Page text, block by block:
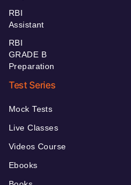
RBI
Assistant
RBI
GRADE B
Preparation
Test Series
Mock Tests
Live Classes
Videos Course
Ebooks